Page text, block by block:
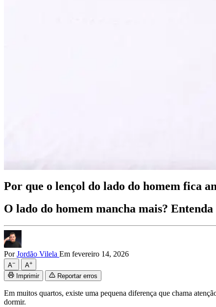
Por que o lençol do lado do homem fica
O lado do homem mancha mais?
PorJordão Vilela Em fevereiro 14, 2026
A− A+
Imprimir Reportar erros
Em muitos quartos, existe uma pequena diferença que chama
dormir.